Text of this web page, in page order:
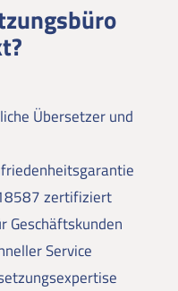
Übersetzer und
zertifiziert
Geschäftskunden
Service